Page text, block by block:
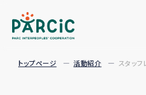
トップページ 活動紹介 スタッフ